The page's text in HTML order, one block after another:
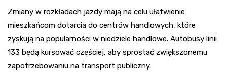
Zmiany w rozkładach jazdy mają na celu ułatwienie
mieszkańcom dotarcia do centrów handlowych, które
zyskują na popularności w niedziele handlowe. Autobusy linii
133 będą kursować częściej, aby sprostać zwiększonemu
zapotrzebowaniu na transport publiczny.